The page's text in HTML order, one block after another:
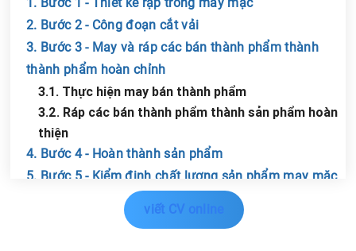
2. Bước 2 - Công đoạn cắt vải
3. Bước 3 - May và ráp các bán thành phẩm thành
thành phẩm hoàn chỉnh
3.1. Thực hiện may bán thành phẩm
3.2. Ráp các bán thành phẩm thành sản phẩm hoàn
thiện
4. Bước 4 - Hoàn thành sản phẩm
5. Bước 5 - Kiểm định chất lượng sản phẩm may mặc
6. Bước 6 - Quản lý sản xuất may mặc
Chia sẻ tin với bạn bè
viết CV online